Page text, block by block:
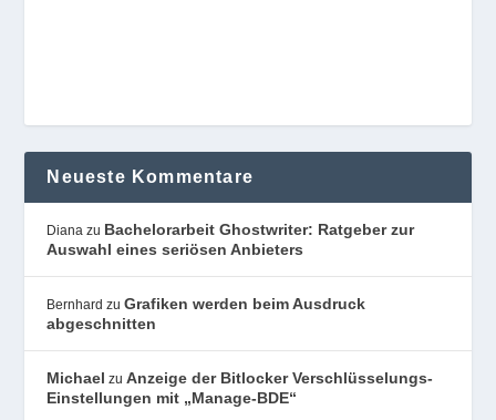
Neueste Kommentare
Diana zu Bachelorarbeit Ghostwriter: Ratgeber zur
Auswahl eines seriösen Anbieters
Bernhard zuGrafiken werden beim Ausdruck
abgeschnitten
Michael zuAnzeige der Bitlocker Verschlüsselungs-
Einstellungen mit „Manage-BDE“